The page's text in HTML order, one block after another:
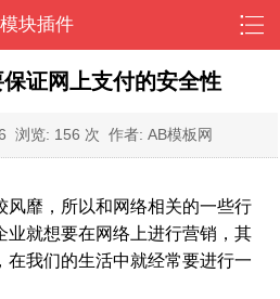
模块插件
证网上支付的安全性
浏览: 156 次 作者: AB模板网
风靡，所以和网络相关的一些行
业就想要在网络上进行营销，其
在我们的生活中就经常要进行一